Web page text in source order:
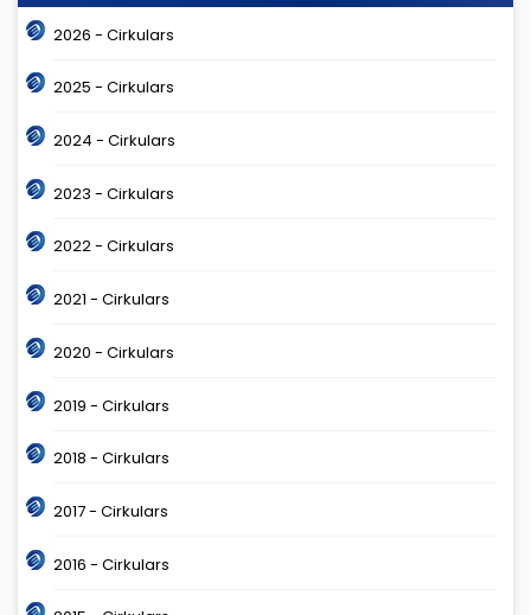
2026 - Cirkulars
2025 - Cirkulars
2024 - Cirkulars
2023 - Cirkulars
2022 - Cirkulars
2021 - Cirkulars
2020 - Cirkulars
2019 - Cirkulars
2018 - Cirkulars
2017 - Cirkulars
2016 - Cirkulars